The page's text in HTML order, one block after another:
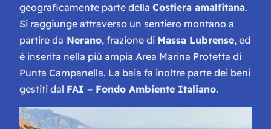
geograficamente parte della Costiera amalfitana.
Si raggiunge attraverso un sentiero montano a
partire da Nerano, frazione di Massa Lubrense, ed
è inserita nella più ampia Area Marina Protetta di
Punta Campanella. La baia fa inoltre parte dei beni
gestiti dal FAI – Fondo Ambiente Italiano.